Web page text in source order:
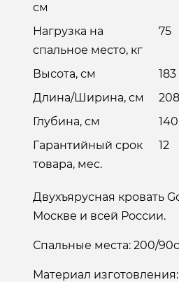
см
Нагрузка на
спальное место, кг
75
Высота, см
183
Длина/Ширина, см
208
Глубина, см
140
Гарантийный срок
товара, мес.
12
Двухъярусная кровать
Москве и всей России.
Спальные места: 200/
Материал